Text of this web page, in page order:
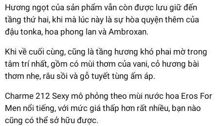
Hương ngọt của sản phẩm vẫn còn được lưu giữ đến
tầng thứ hai, khi mà lúc này là sự hòa quyện thêm của
đậu tonka, hoa phong lan và Ambroxan.
Khi về cuối cùng, cũng là tầng hương khó phai mờ trong
tâm trí nhất, gồm có mùi thơm của vani, cỏ hương bài
thơm nhẹ, râu sồi và gỗ tuyết tùng ấm áp.
Charme 212 Sexy mô phỏng theo mùi nước hoa Eros For
Men nổi tiếng, với mức giá thấp hơn rất nhiều, bạn nào
cũng có thể sở hữu được.